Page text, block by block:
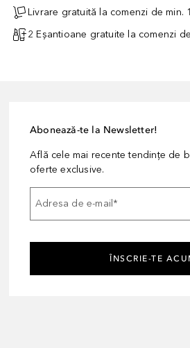
Livrare gratuită la comenzi de min.
2 Eșantioane gratuite la comenzi
Abonează-te la Newsletter!
Află cele mai recente tendințe de
oferte exclusive.
Adresa de e-mail*
ÎNSCRIE-TE